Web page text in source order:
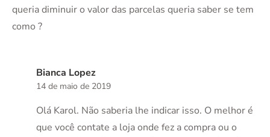
queria diminuir o valor das parcelas queria saber se tem
como ?
Bianca Lopez
14 de maio de 2019
Olá Karol. Não saberia lhe indicar isso. O melhor é
que você contate a loja onde fez a compra ou o